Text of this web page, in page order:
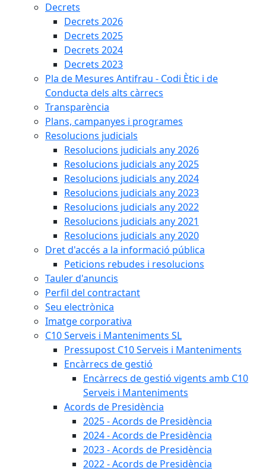
Decrets
Decrets 2026
Decrets 2025
Decrets 2024
Decrets 2023
Pla de Mesures Antifrau - Codi Ètic i de
Conducta dels alts càrrecs
Transparència
Plans, campanyes i programes
Resolucions judicials
Resolucions judicials any 2026
Resolucions judicials any 2025
Resolucions judicials any 2024
Resolucions judicials any 2023
Resolucions judicials any 2022
Resolucions judicials any 2021
Resolucions judicials any 2020
Dret d'accés a la informació pública
Peticions rebudes i resolucions
Tauler d'anuncis
Perfil del contractant
Seu electrònica
Imatge corporativa
C10 Serveis i Manteniments SL
Pressupost C10 Serveis i Manteniments
Encàrrecs de gestió
Encàrrecs de gestió vigents amb C10
Serveis i Manteniments
Acords de Presidència
2025 - Acords de Presidència
2024 - Acords de Presidència
2023 - Acords de Presidència
2022 - Acords de Presidència